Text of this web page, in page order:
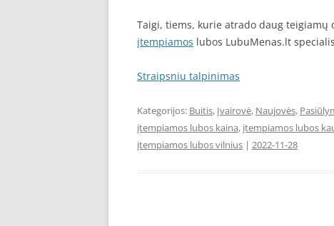
Taigi, tiems, kurie atrado daug teigiamų
įtempiamos lubos LubuMenas.lt
Straipsniu talpinimas
Kategorijos: Buitis, Įvairovė, Naujovės,
įtempiamos lubos kaina, įtempiamos lubos
įtempiamos lubos vilnius | 2022-11-28